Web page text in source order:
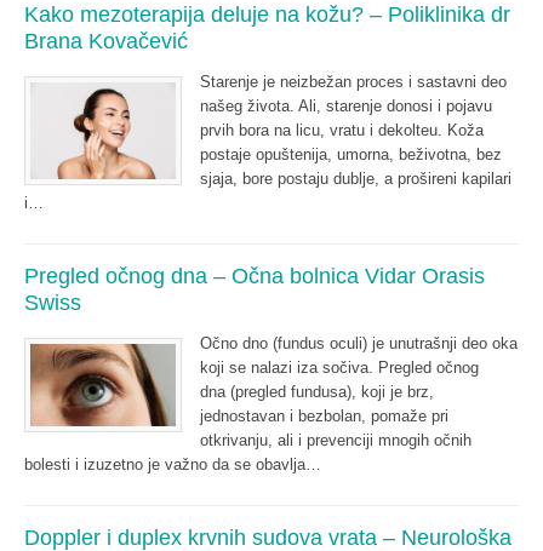
Kako mezoterapija deluje na kožu? – Poliklinika dr
Brana Kovačević
Starenje je neizbežan proces i sastavni deo
našeg života. Ali, starenje donosi i pojavu
prvih bora na licu, vratu i dekolteu. Koža
postaje opuštenija, umorna, beživotna, bez
sjaja, bore postaju dublje, a prošireni kapilari
i…
Pregled očnog dna – Očna bolnica Vidar Orasis
Swiss
Očno dno (fundus oculi) je unutrašnji deo oka
koji se nalazi iza sočiva. Pregled očnog
dna (pregled fundusa), koji je brz,
jednostavan i bezbolan, pomaže pri
otkrivanju, ali i prevenciji mnogih očnih
bolesti i izuzetno je važno da se obavlja…
Doppler i duplex krvnih sudova vrata – Neurološka